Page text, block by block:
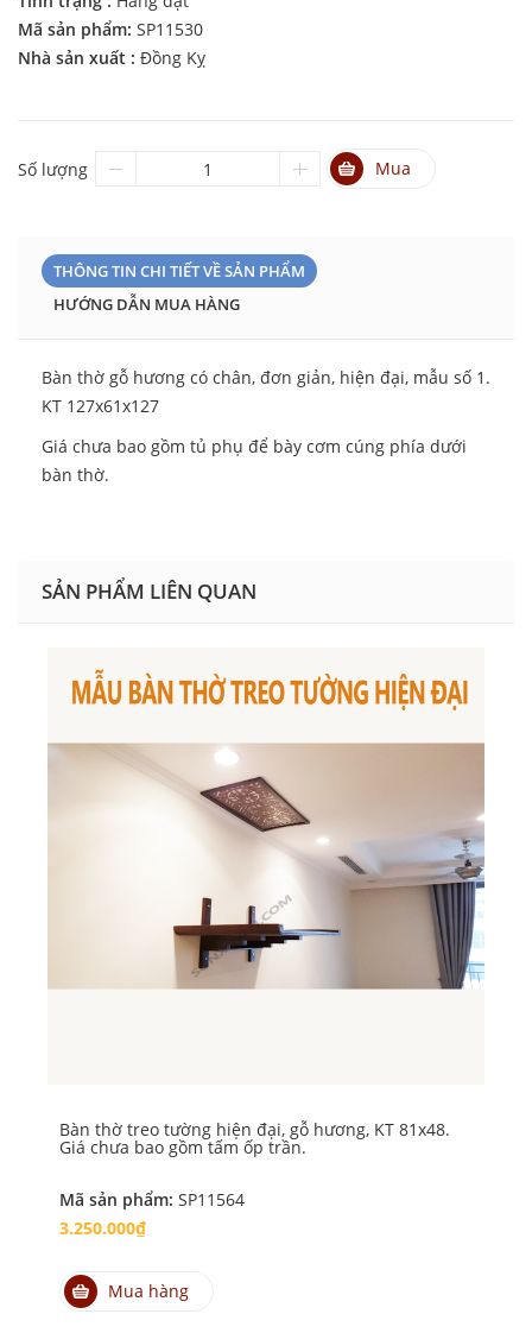
Mã sản phẩm: SP11530
Nhà sản xuất : Đồng Kỵ
Số lượng Mua
THÔNG TIN CHI TIẾT VỀ SẢN PHẨM
HƯỚNG DẪN MUA HÀNG
Bàn thờ gỗ hương có chân, đơn giản, hiện đại, mẫu số 1.
KT 127x61x127
Giá chưa bao gồm tủ phụ để bày cơm cúng phía dưới
bàn thờ.
SẢN PHẨM LIÊN QUAN
Bàn thờ treo tường hiện đại, gỗ hương, KT 81x48.
Giá chưa bao gồm tấm ốp trần.
Mã sản phẩm: SP11564
3.250.000₫
Mua hàng